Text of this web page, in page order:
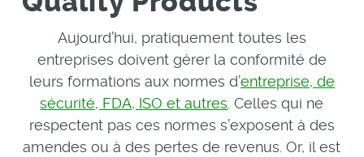
Aujourd’hui, pratiquement toutes les
entreprises doivent gérer la conformité de
leurs formations aux normes d’entreprise, de
sécurité, FDA, ISO et autres . Celles qui ne
respectent pas ces normes s’exposent à des
amendes ou à des pertes de revenus. Or, il est